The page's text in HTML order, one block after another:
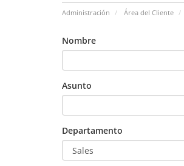
Administración Área del Cliente
Nombre
Asunto
Departamento